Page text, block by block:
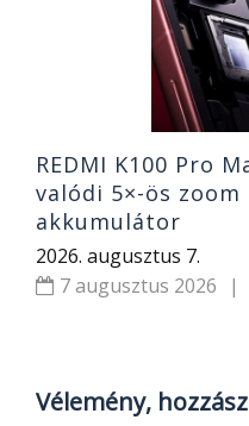
REDMI K100 Pro
valódi 5×-ös zoom
akkumulátor
2026. augusztus 7.
7 augusztus 2026
|
Vélemény,